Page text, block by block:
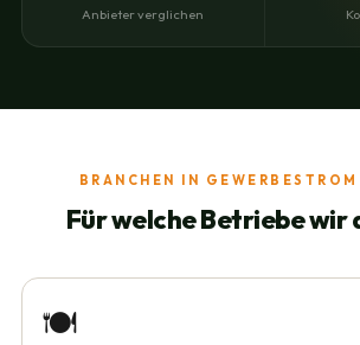
Anbieter verglichen
BRANCHEN IN GEWERBESTROM
Für welche Betriebe wir
🍽️